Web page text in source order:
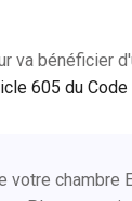
va bénéficier
605 du Code
votre chambre